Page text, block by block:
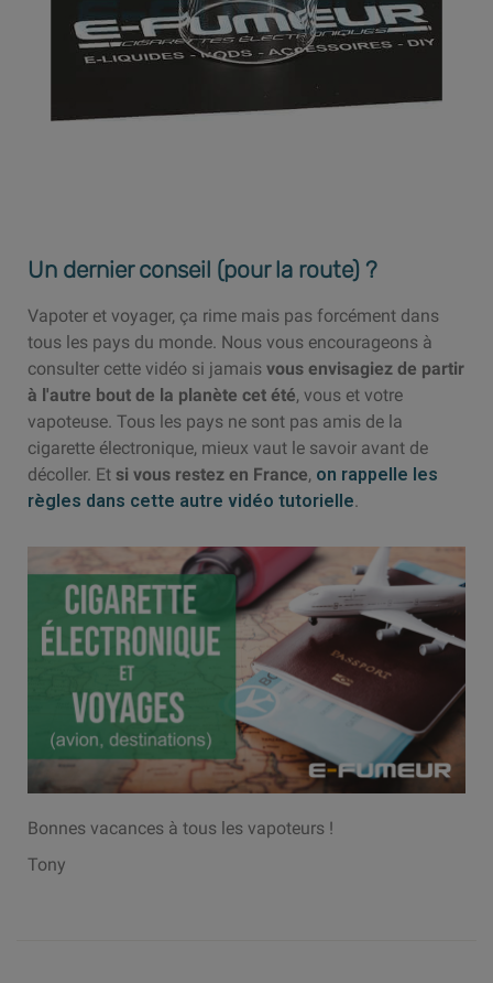
Un dernier conseil (pour la route) ?
Vapoter et voyager, ça rime mais pas forcément dans
tous les pays du monde. Nous vous encourageons à
consulter cette vidéo si jamais vous envisagiez de partir
à l'autre bout de la planète cet été, vous et votre
vapoteuse. Tous les pays ne sont pas amis de la
cigarette électronique, mieux vaut le savoir avant de
décoller. Et si vous restez en France, on rappelle les
règles dans cette autre vidéo tutorielle.
Bonnes vacances à tous les vapoteurs !
Tony